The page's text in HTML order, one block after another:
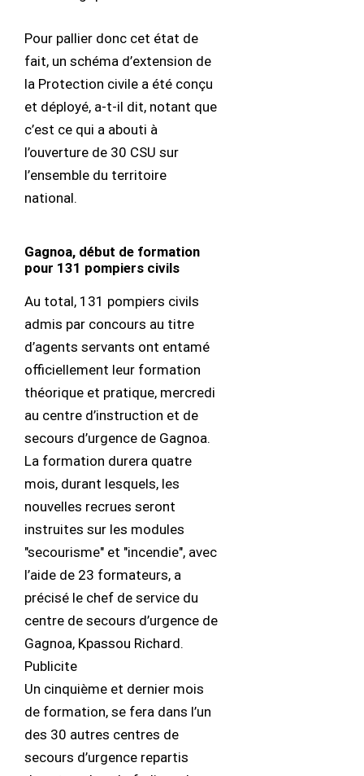
Pour pallier donc cet état de
fait, un schéma d’extension de
la Protection civile a été conçu
et déployé, a-t-il dit, notant que
c’est ce qui a abouti à
l’ouverture de 30 CSU sur
l’ensemble du territoire
national.
Gagnoa, début de formation
pour 131 pompiers civils
Au total, 131 pompiers civils
admis par concours au titre
d’agents servants ont entamé
officiellement leur formation
théorique et pratique, mercredi
au centre d’instruction et de
secours d’urgence de Gagnoa.
La formation durera quatre
mois, durant lesquels, les
nouvelles recrues seront
instruites sur les modules
"secourisme" et "incendie", avec
l’aide de 23 formateurs, a
précisé le chef de service du
centre de secours d’urgence de
Gagnoa, Kpassou Richard.
Publicite
Un cinquième et dernier mois
de formation, se fera dans l’un
des 30 autres centres de
secours d’urgence repartis